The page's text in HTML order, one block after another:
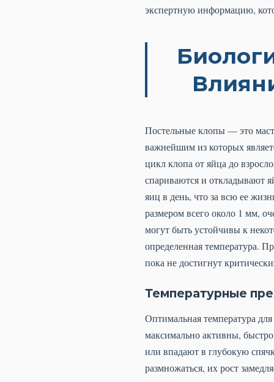
экспертную информацию,
Постельные клопы — это
важнейшим из которых
цикл клопа от яйца до
спариваются и откладывают
яиц в день, что за всю ее
размером всего около 1 мм,
могут быть устойчивы к
определенная температура.
пока не достигнут
Температурные
Оптимальная температура
максимально активны,
или впадают в глубокую
размножаться, их рост